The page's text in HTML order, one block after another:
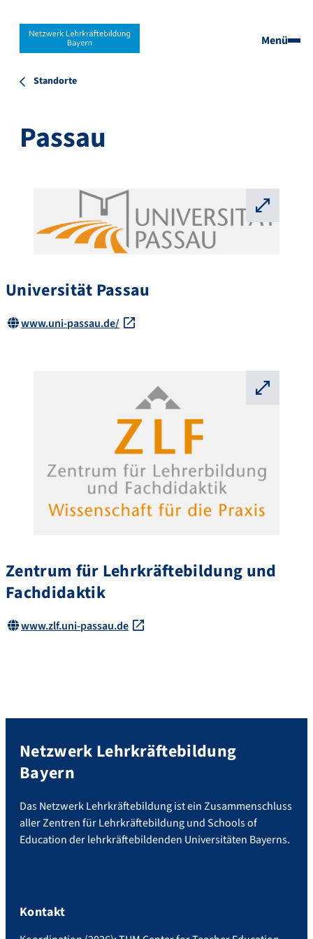
Menü
Standorte
Passau
⛶
Universität Passau
www.uni-passau.de/
⛶
Zentrum für Lehr­kräftebildung und
Fachdidaktik
www.zlf.uni-passau.de
Netzwerk Lehrkräftebildung
Bayern
Das Netzwerk Lehrkräftebildung ist ein Zusammenschluss
aller Zentren für Lehrkräftebildung und Schools of
Education der lehrkräftebildenden Universitäten Bayerns.
Kontakt